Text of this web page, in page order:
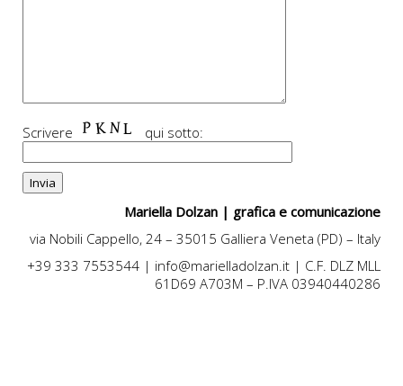
Scrivere qui sotto:
Mariella Dolzan | grafica e comunicazione
via Nobili Cappello, 24 – 35015 Galliera Veneta (PD) – Italy
+39 333 7553544 | info@marielladolzan.it | C.F. DLZ MLL
61D69 A703M – P.IVA 03940440286